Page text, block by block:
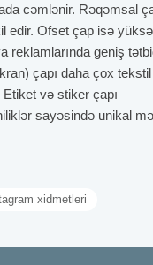
cəmlənir. Rəqəmsal
edir. Ofset çap isə
reklamlarında geniş
çapı daha çox tekstil
və stiker çapı
sayəsində unikal
və xidmətlər barədə
satış prosesini
Brendləşdirilmiş
xidmetleri